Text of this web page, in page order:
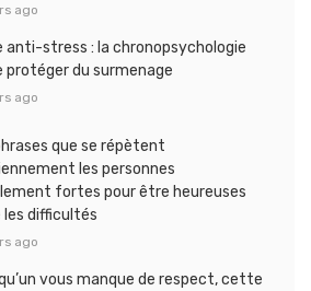
ago
anti-stress : la chronopsychologie
protéger du surmenage
ago
que se répètent
les personnes
fortes pour être heureuses
les difficultés
ago
vous manque de respect, cette